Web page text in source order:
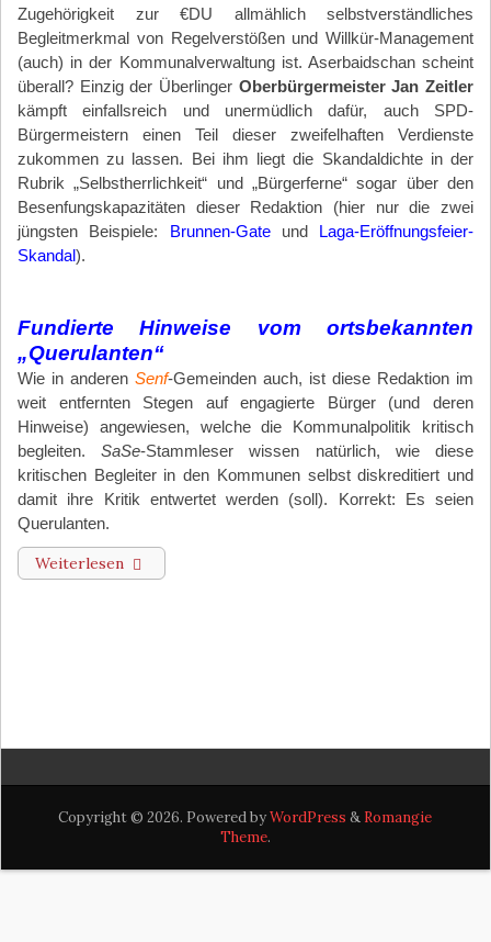
Zugehörigkeit zur €DU allmählich selbstverständliches
Begleitmerkmal von Regelverstößen und Willkür-Management
(auch) in der Kommunalverwaltung ist. Aserbaidschan scheint
überall? Einzig der Überlinger Oberbürgermeister Jan Zeitler
kämpft einfallsreich und unermüdlich dafür, auch SPD-
Bürgermeistern einen Teil dieser zweifelhaften Verdienste
zukommen zu lassen. Bei ihm liegt die Skandaldichte in der
Rubrik „Selbstherrlichkeit“ und „Bürgerferne“ sogar über den
Besenfungskapazitäten dieser Redaktion (hier nur die zwei
jüngsten Beispiele: Brunnen-Gateund Laga-Eröffnungsfeier-
Skandal).
Fundierte Hinweise vom ortsbekannten
„Querulanten“
Wie in anderen Senf-Gemeinden auch, ist diese Redaktion im
weit entfernten Stegen auf engagierte Bürger (und deren
Hinweise) angewiesen, welche die Kommunalpolitik kritisch
begleiten.SaSe-Stammleser wissen natürlich, wie diese
kritischen Begleiter in den Kommunen selbst diskreditiert und
damit ihre Kritik entwertet werden (soll). Korrekt: Es seien
Querulanten.
Weiterlesen
Copyright © 2026. Powered byWordPress & Romangie
Theme.